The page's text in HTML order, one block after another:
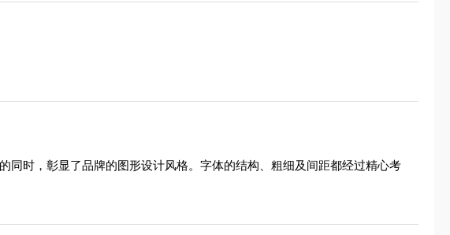
时，彰显了品牌的图形设计风格。字体的结构、粗细及间距都经过精心考